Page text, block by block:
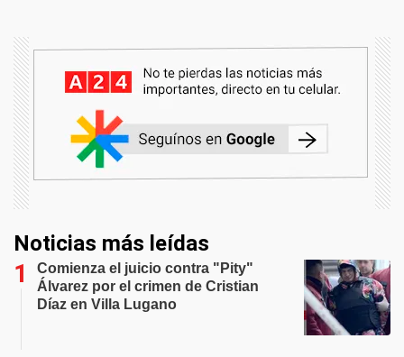
Noticias más leídas
Comienza el juicio contra "Pity"
Álvarez por el crimen de Cristian
Díaz en Villa Lugano